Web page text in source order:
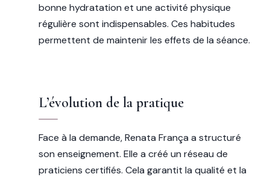
bonne hydratation et une activité physique
régulière sont indispensables. Ces habitudes
permettent de maintenir les effets de la séance.
L’évolution de la pratique
Face à la demande, Renata França a structuré
son enseignement. Elle a créé un réseau de
praticiens certifiés. Cela garantit la qualité et la